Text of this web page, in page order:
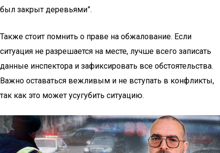
был закрыт деревьями”.
Также стоит помнить о праве на обжалование. Если
ситуация не разрешается на месте, лучше всего записать
данные инспектора и зафиксировать все обстоятельства.
Важно оставаться вежливым и не вступать в конфликты,
так как это может усугубить ситуацию.